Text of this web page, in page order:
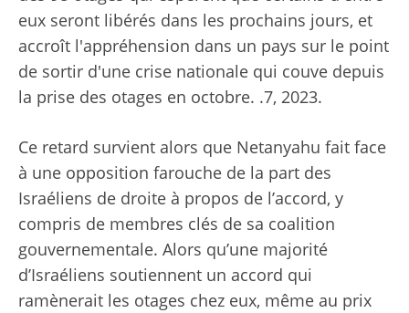
eux seront libérés dans les prochains jours, et
accroît l'appréhension dans un pays sur le point
de sortir d'une crise nationale qui couve depuis
la prise des otages en octobre. .7, 2023.
Ce retard survient alors que Netanyahu fait face
à une opposition farouche de la part des
Israéliens de droite à propos de l’accord, y
compris de membres clés de sa coalition
gouvernementale. Alors qu’une majorité
d’Israéliens soutiennent un accord qui
ramènerait les otages chez eux, même au prix